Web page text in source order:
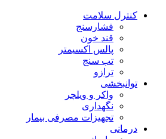
کنترل سلامت
فشارسنج
قند خون
پالس اکسیمتر
تب سنج
ترازو
توانبخشی
واکر و ویلچر
نگهداری
تجهیزات مصرفی بیمار
درمانی